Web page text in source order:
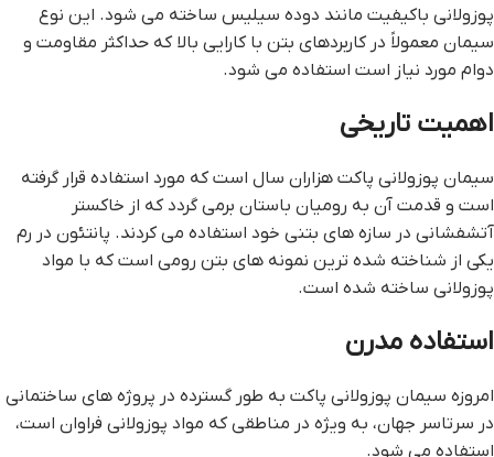
پوزولانی باکیفیت مانند دوده سیلیس ساخته می شود. این نوع
سیمان معمولاً در کاربردهای بتن با کارایی بالا که حداکثر مقاومت و
دوام مورد نیاز است استفاده می شود.
اهمیت تاریخی
سیمان پوزولانی پاکت هزاران سال است که مورد استفاده قرار گرفته
است و قدمت آن به رومیان باستان برمی گردد که از خاکستر
آتشفشانی در سازه های بتنی خود استفاده می کردند. پانتئون در رم
یکی از شناخته شده ترین نمونه های بتن رومی است که با مواد
پوزولانی ساخته شده است.
استفاده مدرن
امروزه سیمان پوزولانی پاکت به طور گسترده در پروژه های ساختمانی
در سرتاسر جهان، به ویژه در مناطقی که مواد پوزولانی فراوان است،
استفاده می شود.